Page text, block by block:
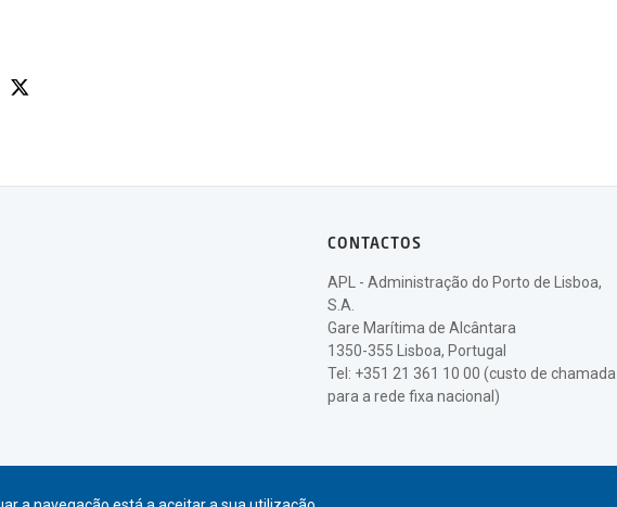
CONTACTOS
APL - Administração do Porto de Lisboa,
S.A.
Gare Marítima de Alcântara
1350-355 Lisboa, Portugal
Tel: +351 21 361 10 00 (custo de chamada
para a rede fixa nacional)